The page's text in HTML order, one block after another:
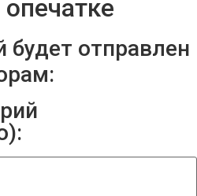
будет отправлен